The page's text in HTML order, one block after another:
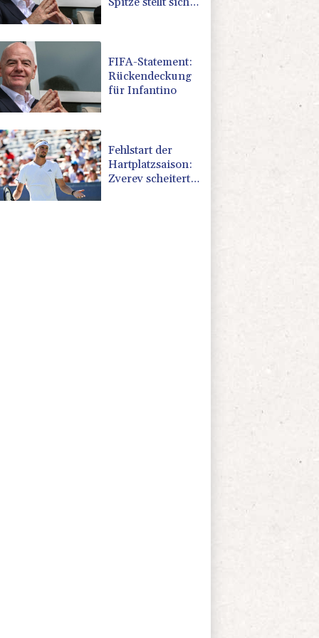
FIFA-Statement:
Rückendeckung
für Infantino
Fehlstart der
Hartplatzsaison:
Zverev scheitert